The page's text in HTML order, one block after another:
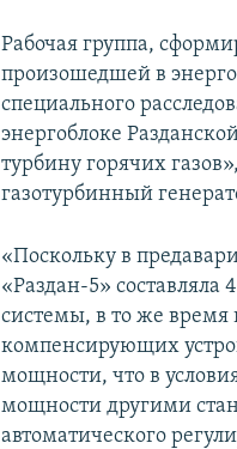
Рабочая группа,
произошедшей в
специального
энергоблоке
турбину горячих
газотурбинный
«Поскольку в
«Раздан-5»
системы, в то же время
компенсирующих
мощности, что в
мощности другими
автоматического